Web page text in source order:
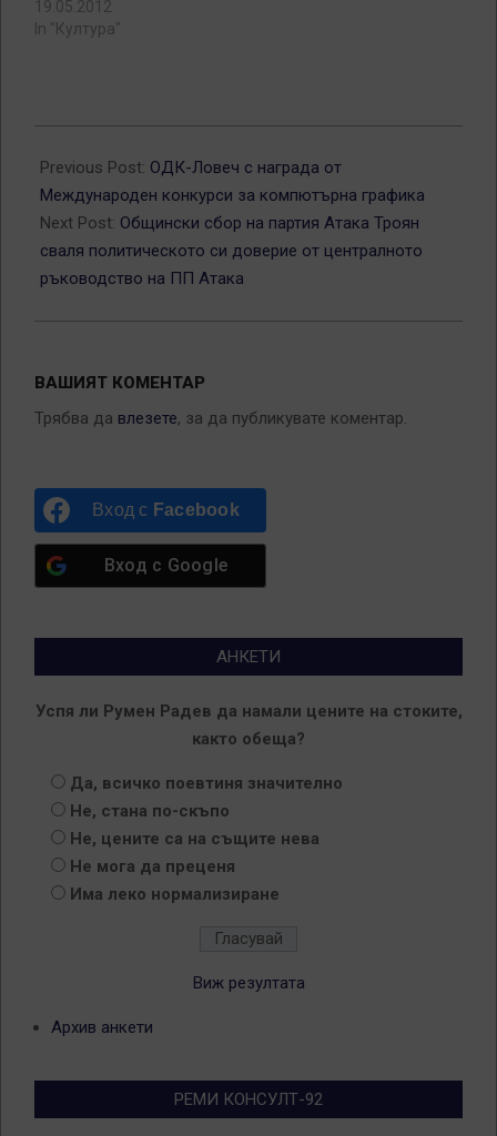
19.05.2012
In "Култура"
06-
06
Previous Post: ОДК-Ловеч с награда от
Международен конкурси за компютърна графика
Next Post: Общински сбор на партия Атака Троян
сваля политическото си доверие от централното
ръководство на ПП Атака
ВАШИЯТ КОМЕНТАР
Трябва да влезете, за да публикувате коментар.
Вход с Facebook
Вход с Google
АНКЕТИ
Успя ли Румен Радев да намали цените на стоките,
както обеща?
Да, всичко поевтиня значително
Не, стана по-скъпо
Не, цените са на същите нева
Не мога да преценя
Има леко нормализиране
Виж резултата
Архив анкети
РЕМИ КОНСУЛТ-92